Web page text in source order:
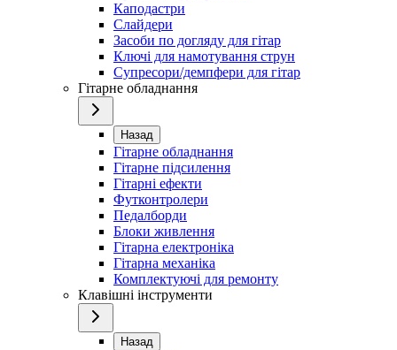
Каподастри
Слайдери
Засоби по догляду для гітар
Ключі для намотування струн
Супресори/демпфери для гітар
Гітарне обладнання
Назад
Гітарне обладнання
Гітарне підсилення
Гітарні ефекти
Футконтролери
Педалборди
Блоки живлення
Гітарна електроніка
Гітарна механіка
Комплектуючі для ремонту
Клавішні інструменти
Назад